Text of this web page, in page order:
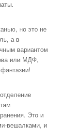
но это не
а в
вариантом
или МДФ,
Это и
вешалками, и